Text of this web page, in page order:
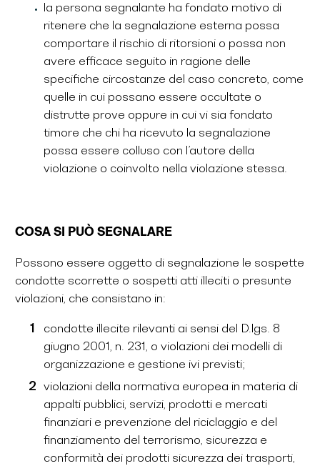
la persona segnalante ha fondato motivo di
ritenere che la segnalazione esterna possa
comportare il rischio di ritorsioni o possa non
avere efficace seguito in ragione delle
specifiche circostanze del caso concreto, come
quelle in cui possano essere occultate o
distrutte prove oppure in cui vi sia fondato
timore che chi ha ricevuto la segnalazione
possa essere colluso con l’autore della
violazione o coinvolto nella violazione stessa.
COSA SI PUÒ SEGNALARE
Possono essere oggetto di segnalazione le sospette
condotte scorrette o sospetti atti illeciti o presunte
violazioni, che consistano in:
condotte illecite rilevanti ai sensi del D.lgs. 8
giugno 2001, n. 231, o violazioni dei modelli di
organizzazione e gestione ivi previsti;
violazioni della normativa europea in materia di
appalti pubblici, servizi, prodotti e mercati
finanziari e prevenzione del riciclaggio e del
finanziamento del terrorismo, sicurezza e
conformità dei prodotti sicurezza dei trasporti,